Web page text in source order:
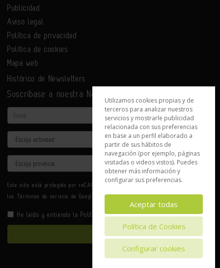
Publicidad
Aviso legal
Política de privacidad
Política de cookies
Mapa web
Histórico de Newsletters
Suscríbase a nuestra Newsletter
Email
Actividad
Provincia
Este sitio está protegido por reCAPTCHA y se aplican la
los Términos de servicio de Google.
He leído y entiendo la Política de Privacidad
Enviar
Utilizamos cookies propias y de
terceros para analizar nuestros
servicios y mostrarle publicidad
relacionada con sus preferencias
en base a un perfil elaborado a
partir de sus hábitos de
navegación (por ejemplo, páginas
visitadas o videos vistos). Puedes
obtener más información y
configurar sus preferencias.
Aceptar todas
Política de Cookies
Configurar cookies